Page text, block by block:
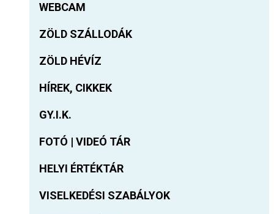
WEBCAM
ZÖLD SZÁLLODÁK
ZÖLD HÉVÍZ
HÍREK, CIKKEK
GY.I.K.
FOTÓ | VIDEÓ TÁR
HELYI ÉRTÉKTÁR
VISELKEDÉSI SZABÁLYOK